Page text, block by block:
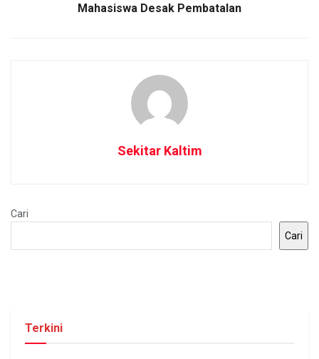
Mahasiswa Desak Pembatalan
Sekitar Kaltim
Cari
Cari
Terkini